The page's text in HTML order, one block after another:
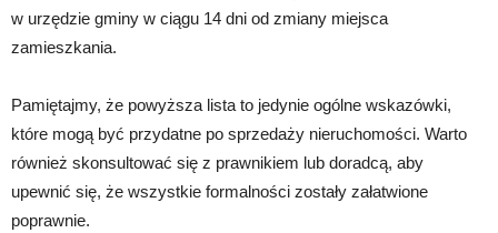
w urzędzie gminy w ciągu 14 dni od zmiany miejsca
zamieszkania.
Pamiętajmy, że powyższa lista to jedynie ogólne wskazówki,
które mogą być przydatne po sprzedaży nieruchomości. Warto
również skonsultować się z prawnikiem lub doradcą, aby
upewnić się, że wszystkie formalności zostały załatwione
poprawnie.